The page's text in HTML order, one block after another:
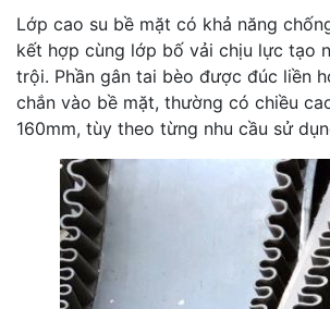
Lớp cao su bề mặt có khả năng
kết hợp cùng lớp bố vải chịu lực tạo
trội. Phần gân tai bèo được đúc liền
chắn vào bề mặt, thường có chiều
160mm, tùy theo từng nhu cầu sử